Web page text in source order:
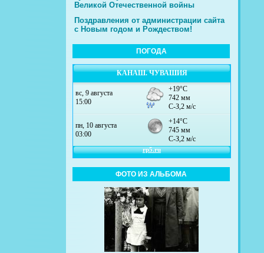
Великой Отечественной войны
Поздравления от администрации сайта
с Новым годом и Рождеством!
ПОГОДА
КАНАШ. ЧУВАШИЯ
ФОТО ИЗ АЛЬБОМА